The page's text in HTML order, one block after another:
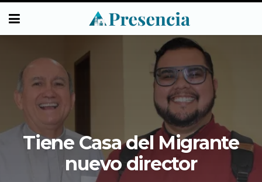
Tiene Casa del Migrante
nuevo director